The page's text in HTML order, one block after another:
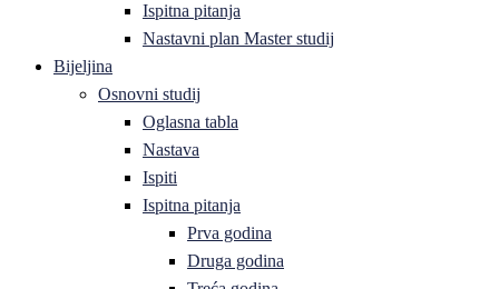
Ispitna pitanja
Nastavni plan Master studij
Bijeljina
Osnovni studij
Oglasna tabla
Nastava
Ispiti
Ispitna pitanja
Prva godina
Druga godina